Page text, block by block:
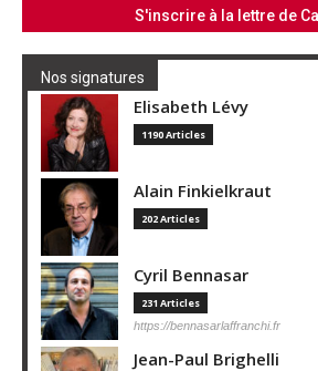
Nos signatures
Elisabeth Lévy
1190 Articles
Alain Finkielkraut
202 Articles
Cyril Bennasar
231 Articles
https://bennasarlaffranchi.fr
Jean-Paul Brighelli